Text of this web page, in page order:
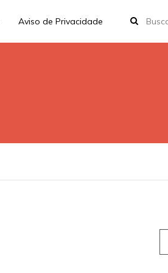
Aviso de Privacidade